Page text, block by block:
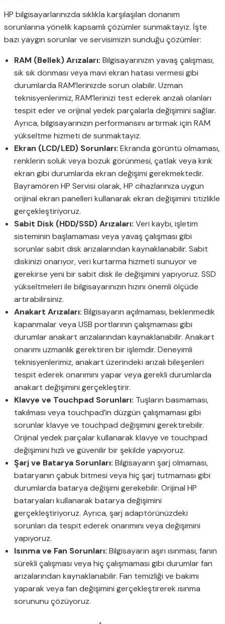
HP bilgisayarlarınızda sıklıkla karşılaşılan donanım
sorunlarına yönelik kapsamlı çözümler sunmaktayız. İşte
bazı yaygın sorunlar ve servisimizin sunduğu çözümler:
RAM (Bellek) Arızaları: Bilgisayarınızın yavaş çalışması,
sık sık donması veya mavi ekran hatası vermesi gibi
durumlarda RAM’lerinizde sorun olabilir. Uzman
teknisyenlerimiz, RAM’lerinizi test ederek arızalı olanları
tespit eder ve orijinal yedek parçalarla değişimini sağlar.
Ayrıca, bilgisayarınızın performansını artırmak için RAM
yükseltme hizmeti de sunmaktayız.
Ekran (LCD/LED) Sorunları: Ekranda görüntü olmaması,
renklerin soluk veya bozuk görünmesi, çatlak veya kırık
ekran gibi durumlarda ekran değişimi gerekmektedir.
Bayramören HP Servisi olarak, HP cihazlarınıza uygun
orijinal ekran panelleri kullanarak ekran değişimini titizlikle
gerçekleştiriyoruz.
Sabit Disk (HDD/SSD) Arızaları: Veri kaybı, işletim
sisteminin başlamaması veya yavaş çalışması gibi
sorunlar sabit disk arızalarından kaynaklanabilir. Sabit
diskinizi onarıyor, veri kurtarma hizmeti sunuyor ve
gerekirse yeni bir sabit disk ile değişimini yapıyoruz. SSD
yükseltmeleri ile bilgisayarınızın hızını önemli ölçüde
artırabilirsiniz.
Anakart Arızaları: Bilgisayarın açılmaması, beklenmedik
kapanmalar veya USB portlarının çalışmaması gibi
durumlar anakart arızalarından kaynaklanabilir. Anakart
onarımı uzmanlık gerektiren bir işlemdir. Deneyimli
teknisyenlerimiz, anakart üzerindeki arızalı bileşenleri
tespit ederek onarımını yapar veya gerekli durumlarda
anakart değişimini gerçekleştirir.
Klavye ve Touchpad Sorunları: Tuşların basmaması,
takılması veya touchpad’in düzgün çalışmaması gibi
sorunlar klavye ve touchpad değişimini gerektirebilir.
Orijinal yedek parçalar kullanarak klavye ve touchpad
değişimini hızlı ve güvenilir bir şekilde yapıyoruz.
Şarj ve Batarya Sorunları: Bilgisayarın şarj olmaması,
bataryanın çabuk bitmesi veya hiç şarj tutmaması gibi
durumlarda batarya değişimi gerekebilir. Orijinal HP
bataryaları kullanarak batarya değişimini
gerçekleştiriyoruz. Ayrıca, şarj adaptörünüzdeki
sorunları da tespit ederek onarımını veya değişimini
yapıyoruz.
Isınma ve Fan Sorunları: Bilgisayarın aşırı ısınması, fanın
sürekli çalışması veya hiç çalışmaması gibi durumlar fan
arızalarından kaynaklanabilir. Fan temizliği ve bakımı
yaparak veya fan değişimini gerçekleştirerek ısınma
sorununu çözüyoruz.